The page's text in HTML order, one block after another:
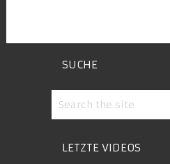
SUCHE
LETZTE VIDEOS